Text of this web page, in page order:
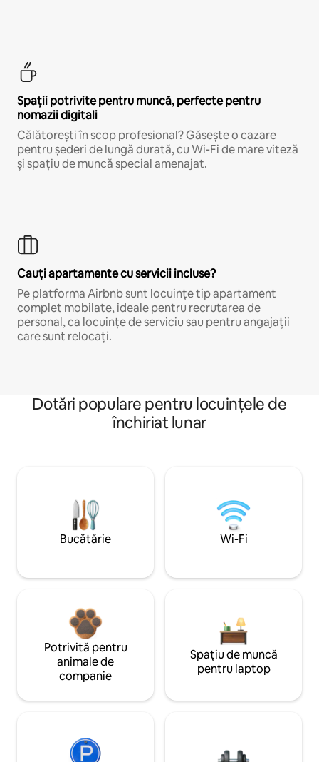
Spații potrivite pentru muncă, perfecte pentru
nomazii digitali
Călătorești în scop profesional? Găsește o cazare
pentru șederi de lungă durată, cu Wi-Fi de mare viteză
și spațiu de muncă special amenajat.
Cauți apartamente cu servicii incluse?
Pe platforma Airbnb sunt locuințe tip apartament
complet mobilate, ideale pentru recrutarea de
personal, ca locuințe de serviciu sau pentru angajații
care sunt relocați.
Dotări populare pentru locuințele de
închiriat lunar
Bucătărie Wi-Fi
Potrivită pentru
animale de
companie
Spațiu de muncă
pentru laptop